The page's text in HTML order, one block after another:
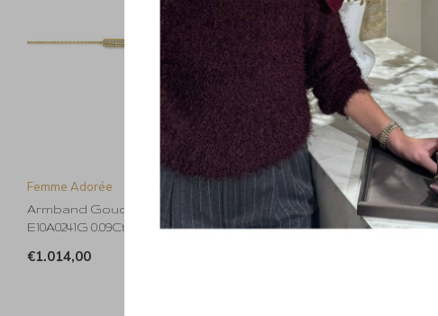
Femme Adorée
Armband Goud 18kt
E10A0241G 0.09Ct
€1.014,00